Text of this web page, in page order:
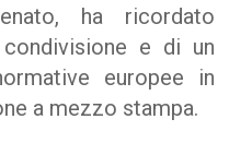
ha ricordato
condivisione e di un
europee in
a mezzo stampa.